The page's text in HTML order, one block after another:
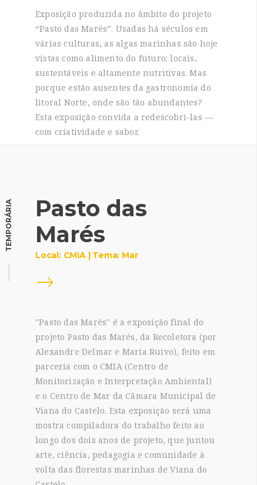
Exposição produzida no âmbito do projeto
“Pasto das Marés”. Usadas há séculos em
várias culturas, as algas marinhas são hoje
vistas como alimento do futuro: locais,
sustentáveis e altamente nutritivas. Mas
porque estão ausentes da gastronomia do
litoral Norte, onde são tão abundantes?
Esta exposição convida a redescobri-las —
com criatividade e sabor.
TEMPORÁRIA
Pasto das
Marés
Local: CMIA | Tema: Mar
"Pasto das Marés" é a exposição final do
projeto Pasto das Marés, da Recoletora (por
Alexandre Delmar e Maria Ruivo), feito em
parceria com o CMIA (Centro de
Monitorização e Interpretação Ambiental)
e o Centro de Mar da Câmara Municipal de
Viana do Castelo. Esta exposição será uma
mostra compiladora do trabalho feito ao
longo dos dois anos de projeto, que juntou
arte, ciência, pedagogia e comunidade à
volta das florestas marinhas de Viana do